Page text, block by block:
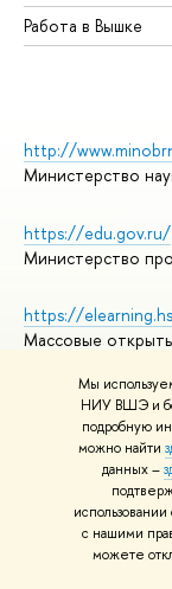
Мы
НИУ ВШЭ и
подробную
можно найти
данных –
с нашими
можете
Работа в Вышке
http://
Министерство
https://edu.gov.ru/
Министерство
https://
Массовые
© НИУ ВШЭ
Условия
Политика
Правила
Карта сайта